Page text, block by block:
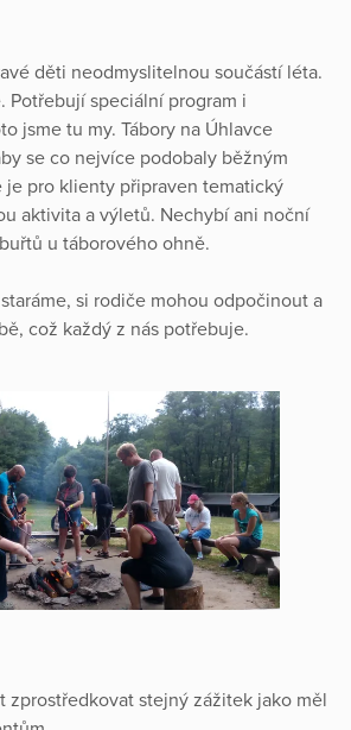
děti neodmyslitelnou součástí léta.
Potřebují speciální program i
jsme tu my. Tábory na Úhlavce
se co nejvíce podobaly běžným
je pro klienty připraven tematický
aktivita a výletů. Nechybí ani noční
u táborového ohně.
si rodiče mohou odpočinout a
což každý z nás potřebuje.
zprostředkovat stejný zážitek jako měl